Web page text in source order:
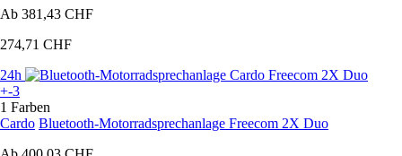
Ab 381,43 CHF
274,71 CHF
24h
+-3
1 Farben
Cardo Bluetooth-Motorradsprechanlage Freecom 2X Duo